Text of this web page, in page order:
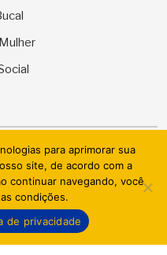
do Comércio. Todos os
DATACENTER LTDA
para aprimorar sua
site, de acordo com a
continuar navegando, você
condições.
de privacidade